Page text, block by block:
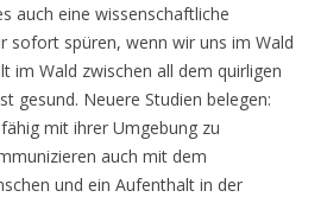
auch eine wissenschaftliche
sofort spüren, wenn wir uns im Wald
im Wald zwischen all dem quirligen
gesund. Neuere Studien belegen:
mit ihrer Umgebung zu
auch mit dem
und ein Aufenthalt in der